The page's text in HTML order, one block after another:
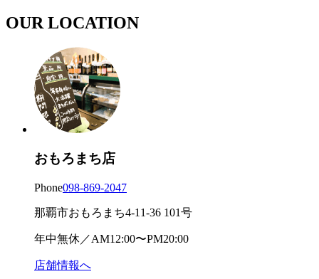
OUR LOCATION
おもろまち店
Phone098-869-2047
那覇市おもろまち4-11-36 101号
年中無休／AM12:00〜PM20:00
店舗情報へ